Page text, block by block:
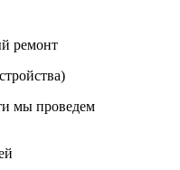
ремонт
мы проведем